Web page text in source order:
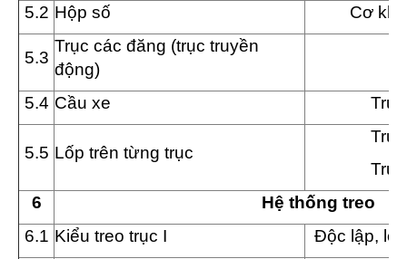
5.2 Hộp số Cơ khí
5.3
Trục các đăng (trục truyền
động)
5.4 Cầu xe
5.5 Lốp trên từng trục
6
Hệ thống treo
6.1 Kiểu treo trục I
Độc lập, lò